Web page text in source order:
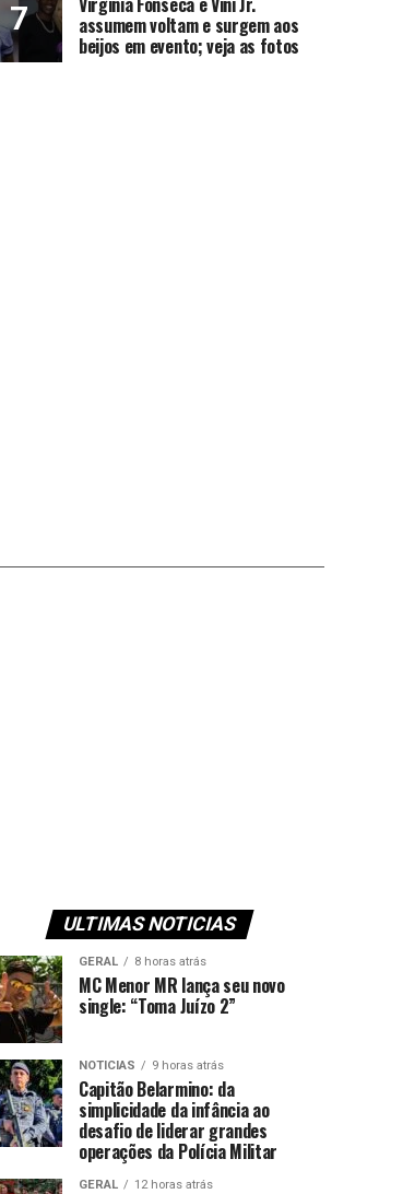
assumem voltam e surgem aos
beijos em evento; veja as fotos
ULTIMAS NOTICIAS
GERAL 8 horas atrás
MC Menor MR lança seu novo
single: “Toma Juízo 2”
NOTICIAS 9 horas atrás
Capitão Belarmino: da
simplicidade da infância ao
desafio de liderar grandes
operações da Polícia Militar
GERAL 12 horas atrás